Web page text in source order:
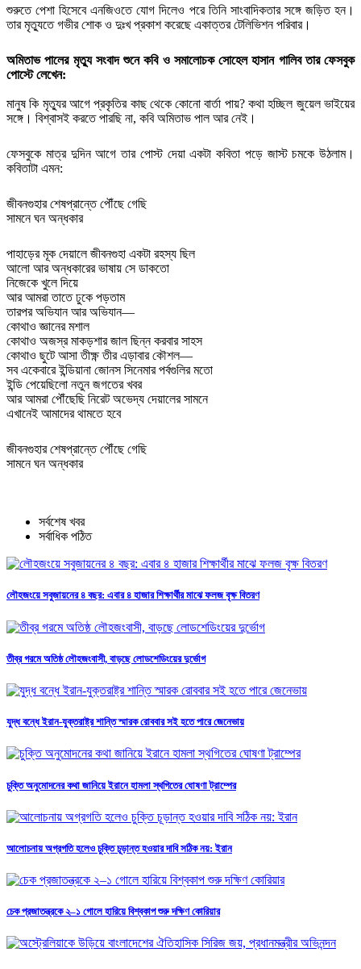
শুরুতে পেশা হিসেবে এনজিওতে যোগ দিলেও পরে তিনি সাংবাদিকতার সঙ্গে জড়িত হন।
তার মৃত্যুতে গভীর শোক ও দুঃখ প্রকাশ করেছে একাত্তর টেলিভিশন পরিবার।
অমিতাভ পালের মৃত্যু সংবাদ শুনে কবি ও সমালোচক সোহেল হাসান গালিব তার ফেসবুক
পোস্টে লেখেন:
মানুষ কি মৃত্যুর আগে প্রকৃতির কাছ থেকে কোনো বার্তা পায়? কথা হচ্ছিল জুয়েল ভাইয়ের
সঙ্গে। বিশ্বাসই করতে পারছি না, কবি অমিতাভ পাল আর নেই।
ফেসবুকে মাত্র দুদিন আগে তার পোস্ট দেয়া একটা কবিতা পড়ে জাস্ট চমকে উঠলাম।
কবিতাটা এমন:
জীবনগুহার শেষপ্রান্তে পৌঁছে গেছি
সামনে ঘন অন্ধকার
পাহাড়ের মূক দেয়ালে জীবনগুহা একটা রহস্য ছিল
আলো আর অন্ধকারের ভাষায় সে ডাকতো
নিজেকে খুলে দিয়ে
আর আমরা তাতে ঢুকে পড়তাম
তারপর অভিযান আর অভিযান—
কোথাও জ্ঞানের মশাল
কোথাও অজস্র মাকড়শার জাল ছিন্ন করবার সাহস
কোথাও ছুটে আসা তীক্ষ্ণ তীর এড়াবার কৌশল—
সব একেবারে ইন্ডিয়ানা জোনস সিনেমার পর্বগুলির মতো
ইন্ডি পেয়েছিলো নতুন জগতের খবর
আর আমরা পৌঁছেছি নিরেট অভেদ্য দেয়ালের সামনে
এখানেই আমাদের থামতে হবে
জীবনগুহার শেষপ্রান্তে পৌঁছে গেছি
সামনে ঘন অন্ধকার
সর্বশেষ খবর
সর্বাধিক পঠিত
লৌহজংয়ে সবুজায়নের ৪ বছর: এবার ৪ হাজার শিক্ষার্থীর মাঝে ফলজ বৃক্ষ বিতরণ
তীব্র গরমে অতিষ্ঠ লৌহজংবাসী, বাড়ছে লোডশেডিংয়ের দুর্ভোগ
যুদ্ধ বন্ধে ইরান-যুক্তরাষ্ট্র শান্তি স্মারক রোববার সই হতে পারে জেনেভায়
চুক্তি অনুমোদনের কথা জানিয়ে ইরানে হামলা স্থগিতের ঘোষণা ট্রাম্পের
আলোচনায় অগ্রগতি হলেও চুক্তি চূড়ান্ত হওয়ার দাবি সঠিক নয়: ইরান
চেক প্রজাতন্ত্রকে ২–১ গোলে হারিয়ে বিশ্বকাপ শুরু দক্ষিণ কোরিয়ার